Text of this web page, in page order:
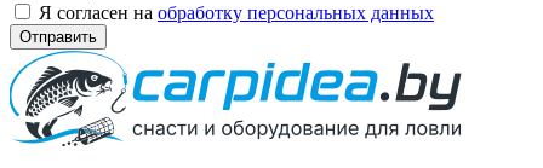
Я согласен на обработку персональных данных
Отправить